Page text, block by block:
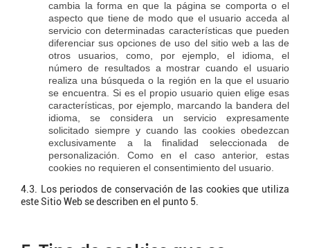
cambia la forma en que la página se comporta o el
aspecto que tiene de modo que el usuario acceda al
servicio con determinadas características que pueden
diferenciar sus opciones de uso del sitio web a las de
otros usuarios, como, por ejemplo, el idioma, el
número de resultados a mostrar cuando el usuario
realiza una búsqueda o la región en la que el usuario
se encuentra. Si es el propio usuario quien elige esas
características, por ejemplo, marcando la bandera del
idioma, se considera un servicio expresamente
solicitado siempre y cuando las cookies obedezcan
exclusivamente a la finalidad seleccionada de
personalización. Como en el caso anterior, estas
cookies no requieren el consentimiento del usuario.
4.3. Los periodos de conservación de las cookies que utiliza
este Sitio Web se describen en el punto 5.